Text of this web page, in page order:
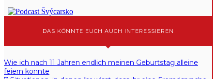
DAS KÖNNTE EUCH AUCH INTERESSIEREN
Wie ich nach 11 Jahren endlich meinen Geburtstag alleine
feiern konnte